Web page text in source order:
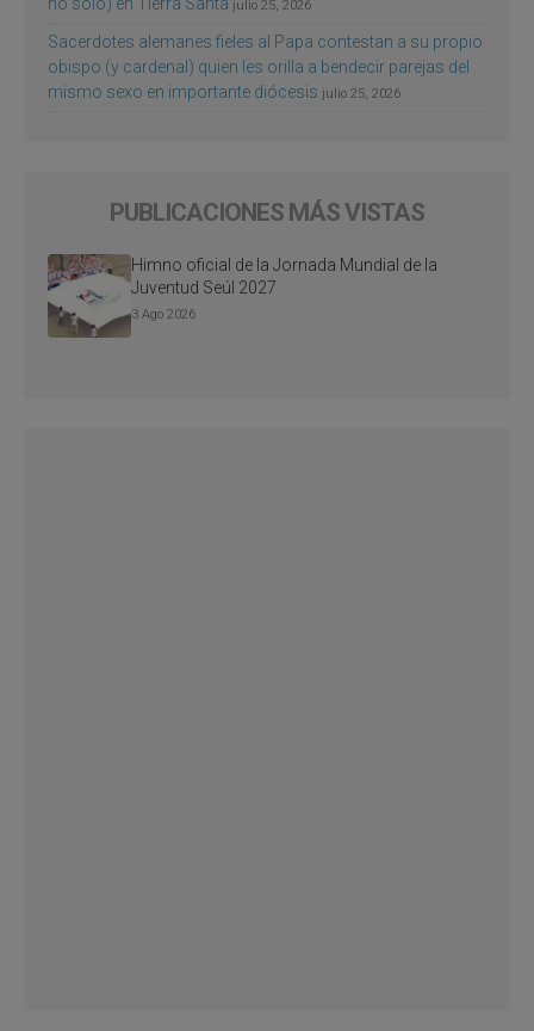
julio 25, 2026
Sacerdotes alemanes fieles al Papa contestan a su propio
obispo (y cardenal) quien les orilla a bendecir parejas del
mismo sexo en importante diócesis julio 25, 2026
PUBLICACIONES MÁS VISTAS
Himno oficial de la Jornada Mundial de la
Juventud Seúl 2027
3 Ago 2026